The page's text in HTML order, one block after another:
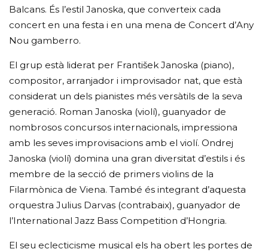
Balcans. És l’estil Janoska, que converteix cada
concert en una festa i en una mena de Concert d’Any
Nou gamberro.
El grup està liderat per František Janoska (piano),
compositor, arranjador i improvisador nat, que està
considerat un dels pianistes més versàtils de la seva
generació. Roman Janoska (violí), guanyador de
nombrosos concursos internacionals, impressiona
amb les seves improvisacions amb el violí. Ondrej
Janoska (violí) domina una gran diversitat d’estils i és
membre de la secció de primers violins de la
Filarmònica de Viena. També és integrant d’aquesta
orquestra Julius Darvas (contrabaix), guanyador de
l’International Jazz Bass Competition d’Hongria.
El seu eclecticisme musical els ha obert les portes de